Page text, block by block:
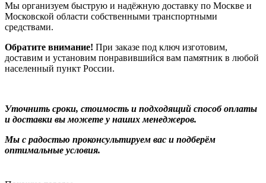
Мы организуем быструю и надёжную доставку по Москве и
Московской области собственными транспортными
средствами.
Обратите внимание! При заказе под ключ изготовим,
доставим и установим понравившийся вам памятник в любой
населенный пункт России.
Уточнить сроки, стоимость и подходящий способ оплаты
и доставки вы можете у наших менеджеров.
Мы с радостью проконсультируем вас и подберём
оптимальные условия.